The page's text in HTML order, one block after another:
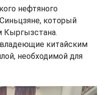
нефтяного
который
Кыргызстана.
китайским
необходимой для